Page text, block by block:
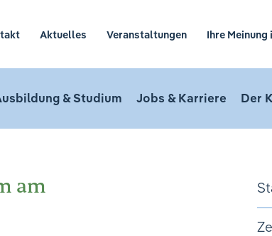
Aktuelles Veranstaltungen Ihre
& Studium Jobs & Karriere Der
am